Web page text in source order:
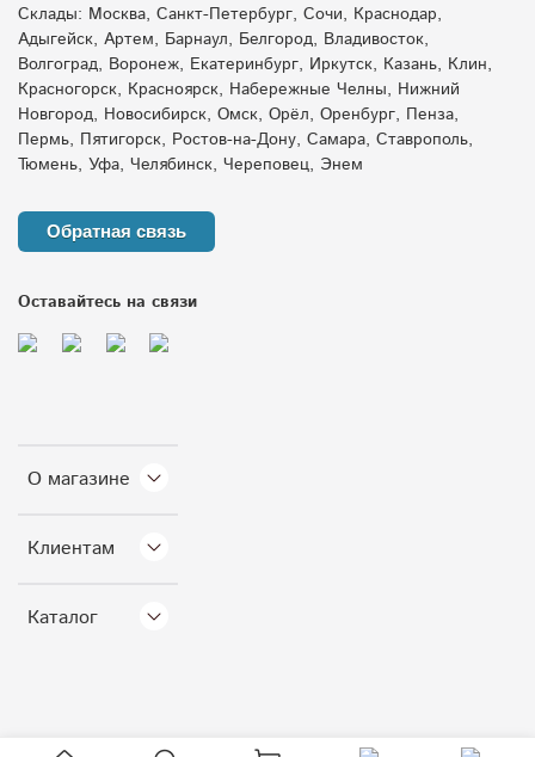
О магазине
Клиентам
Каталог
Склады: Москва, Санкт-Петербург, Сочи, Краснодар,
Адыгейск, Артем, Барнаул, Белгород, Владивосток,
Волгоград, Воронеж, Екатеринбург, Иркутск, Казань, Клин,
Красногорск, Красноярск, Набережные Челны, Нижний
Новгород, Новосибирск, Омск, Орёл, Оренбург, Пенза,
Пермь, Пятигорск, Ростов-на-Дону, Самара, Ставрополь,
Тюмень, Уфа, Челябинск, Череповец, Энем
Обратная связь
Оставайтесь на связи